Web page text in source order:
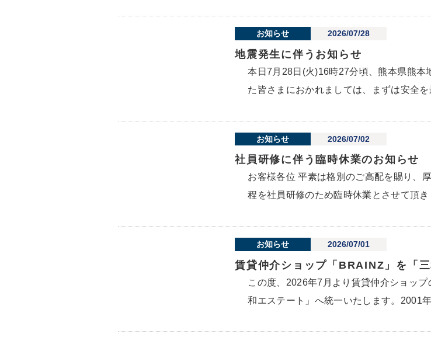
お知らせ 2026/07/28
地震発生に伴うお知らせ
本日7月28日(火)16時27分頃、熊本県熊
た皆さまにおかれましては、まずは安全
お知らせ 2026/07/02
社員研修に伴う臨時休業のお知らせ
お客様各位 平素は格別のご高配を賜り、
程を社員研修のため臨時休業とさせて頂
お知らせ 2026/07/01
賃貸仲介ショップ「BRAINZ」を「
この度、2026年7月より賃貸仲介ショッ
和エステート」へ統一いたします。2001